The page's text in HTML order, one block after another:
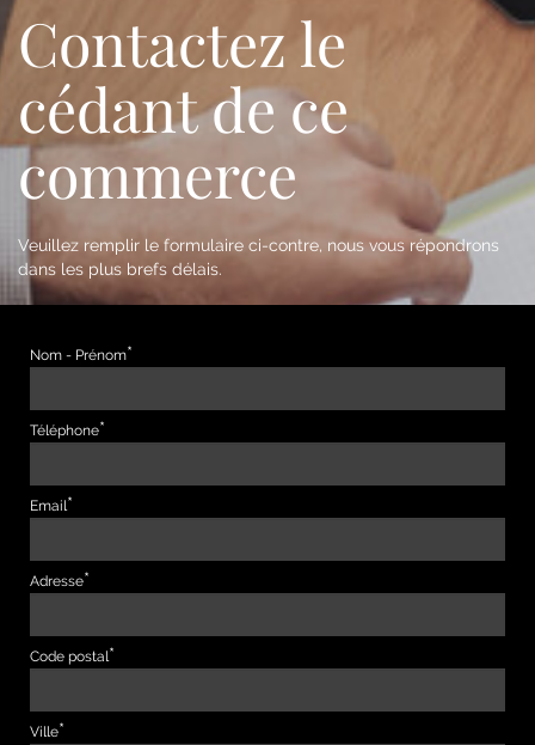
Contactez le
cédant de ce
commerce
Veuillez remplir le formulaire ci-contre, nous vous répondrons
dans les plus brefs délais.
Nom - Prénom
Téléphone
Email
Adresse
Code postal
Ville